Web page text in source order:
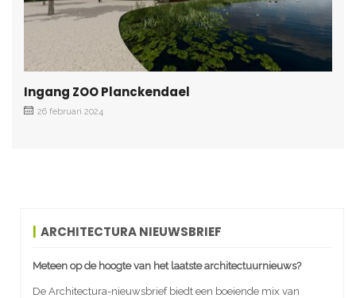
Ingang ZOO Planckendael
26 februari 2024
ARCHITECTURA NIEUWSBRIEF
Meteen op de hoogte van het laatste architectuurnieuws?
De Architectura-nieuwsbrief biedt een boeiende mix van